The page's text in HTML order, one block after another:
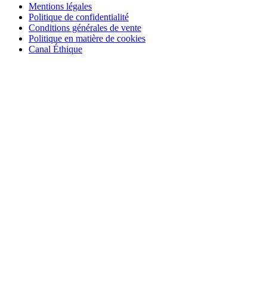
Mentions légales
Politique de confidentialité
Conditions générales de vente
Politique en matière de cookies
Canal Éthique